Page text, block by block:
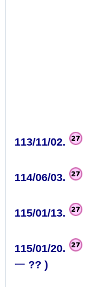
113/11/02.
114/06/03.
115/01/13.
115/01/20.
一 ?? )